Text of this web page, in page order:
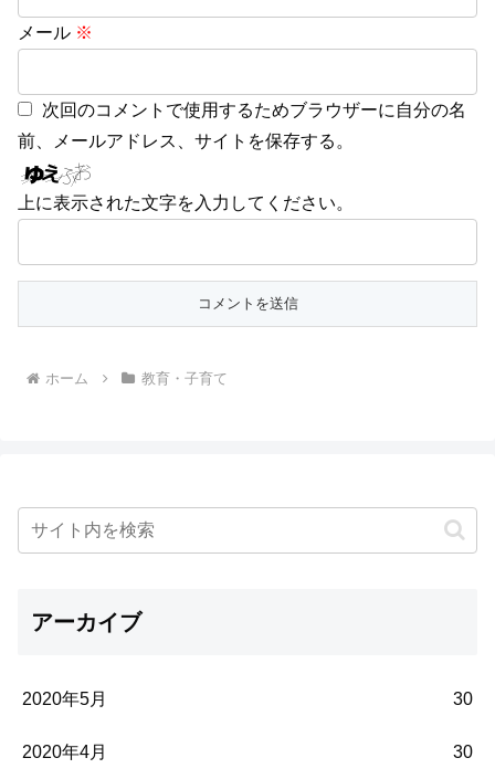
メール ※
次回のコメントで使用するためブラウザーに自分の名
前、メールアドレス、サイトを保存する。
上に表示された文字を入力してください。
ホーム 教育・子育て
アーカイブ
2020年5月 30
2020年4月 30